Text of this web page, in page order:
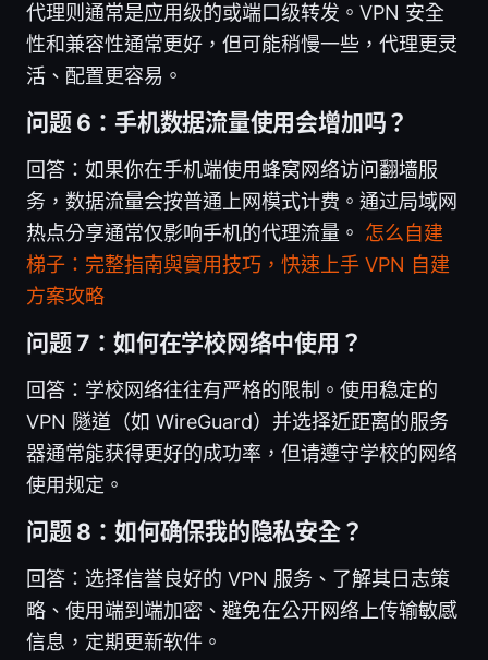
代理则通常是应用级的或端口级转发。VPN 安全
性和兼容性通常更好，但可能稍慢一些，代理更灵
活、配置更容易。
问题 6：手机数据流量使用会增加吗？
回答：如果你在手机端使用蜂窝网络访问翻墙服
务，数据流量会按普通上网模式计费。通过局域网
热点分享通常仅影响手机的代理流量。 怎么自建
梯子：完整指南與實用技巧，快速上手 VPN 自建
方案攻略
问题 7：如何在学校网络中使用？
回答：学校网络往往有严格的限制。使用稳定的
VPN 隧道（如 WireGuard）并选择近距离的服务
器通常能获得更好的成功率，但请遵守学校的网络
使用规定。
问题 8：如何确保我的隐私安全？
回答：选择信誉良好的 VPN 服务、了解其日志策
略、使用端到端加密、避免在公开网络上传输敏感
信息，定期更新软件。